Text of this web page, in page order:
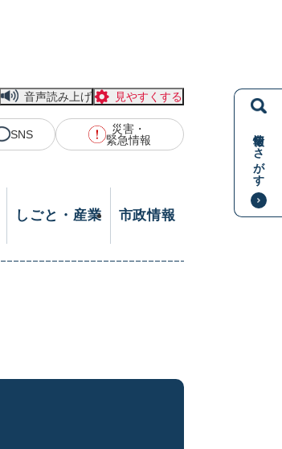
情報をさがす
音声読み上げ 見やすくする
SNS
災害・
緊急情報
しごと・産業 市政情報